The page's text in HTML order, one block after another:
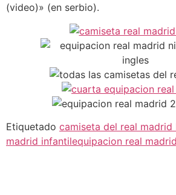
(video)» (en serbio).
Etiquetado camiseta del real madrid
madrid infantilequipacion real